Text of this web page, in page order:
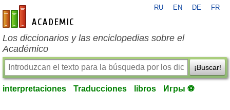
es-academic.com
RU EN DE FR
Los diccionarios y las enciclopedias sobre el
Académico
¡Buscar!
interpretaciones Traducciones libros Игры ⚽